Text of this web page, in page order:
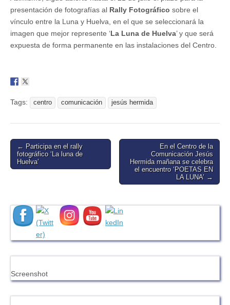
presentación de fotografías al Rally Fotográfico sobre el
vínculo entre la Luna y Huelva, en el que se seleccionará la
imagen que mejor represente ‘La Luna de Huelva’ y que será
expuesta de forma permanente en las instalaciones del Centro.
Tags: centro comunicación jesús hermida
Post
navigation
← Participa en el rally
fotográfico ‘La luna de
Huelva’
En el Centro de la
Comunicación Jesús
Hermida mañana se celebra
el encuentro ‘POETAS EN
LA LUNA’ →
Screenshot